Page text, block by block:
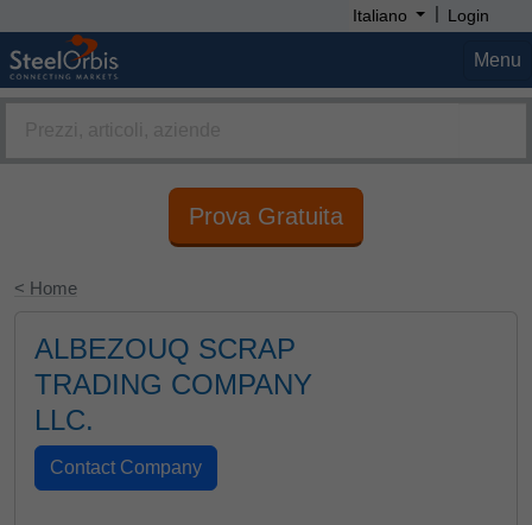
Italiano | Login
Menu
Prova Gratuita
< Home
ALBEZOUQ SCRAP
TRADING COMPANY
LLC.